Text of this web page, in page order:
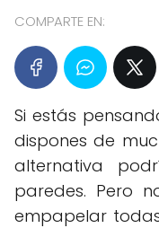
COMPARTE EN:
Si estás
dispones de
alternativa
paredes. Pero
empapelar